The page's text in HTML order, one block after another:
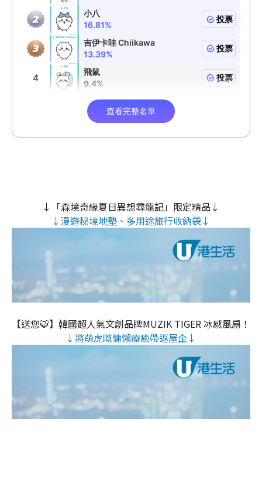
↓「森境奇緣夏日異想尋龍記」限定精品↓
↓漫遊秘境地墊、多用途旅行收納袋↓
【送您🐯】韓國超人氣文創品牌MUZIK TIGER 冰感風扇！
↓將萌虎嘅慵懶療癒帶返屋企↓